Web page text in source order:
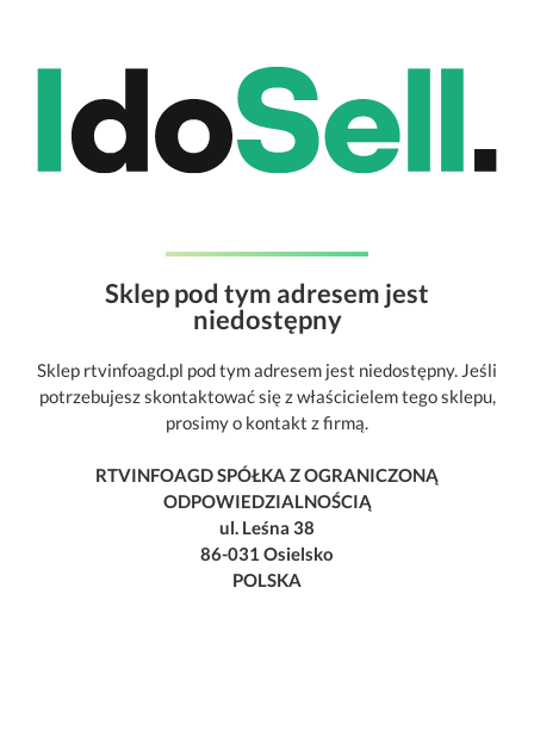
Sklep pod tym adresem jest
niedostępny
Sklep rtvinfoagd.pl pod tym adresem jest niedostępny. Jeśli
potrzebujesz skontaktować się z właścicielem tego sklepu,
prosimy o kontakt z firmą.
RTVINFOAGD SPÓŁKA Z OGRANICZONĄ
ODPOWIEDZIALNOŚCIĄ
ul. Leśna 38
86-031 Osielsko
POLSKA